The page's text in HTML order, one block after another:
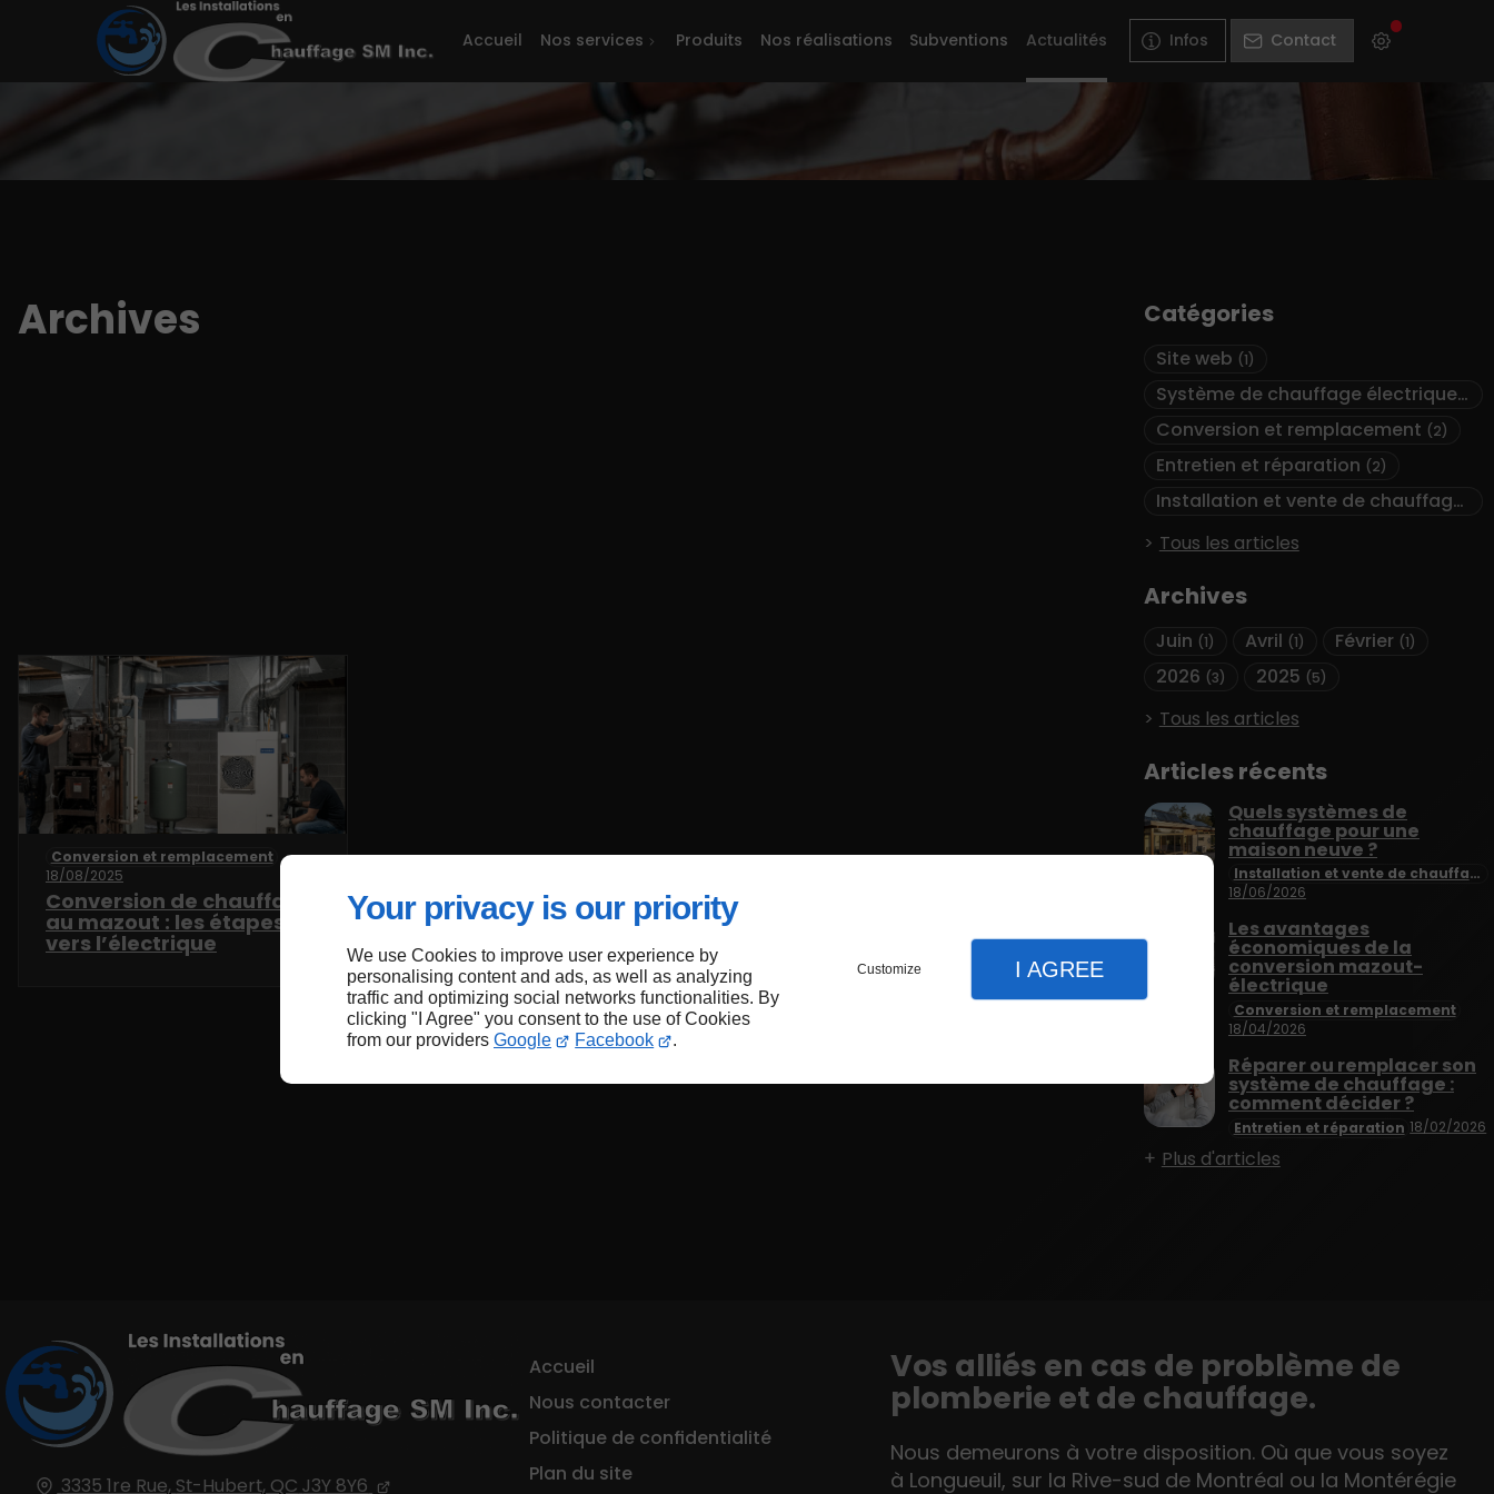
Your privacy is our priority
We use Cookies to improve user experience by
personalising content and ads, as well as analyzing
traffic and optimizing social networks functionalities. By
clicking "I Agree" you consent to the use of Cookies
from our providers Google Facebook .
Customize I AGREE
Accueil Nos services Produits Nos réalisations Subventions Actualités Infos Contact
Catégories
Site web (1)
Système de chauffage électrique(2)
Conversion et remplacement (2)
Entretien et réparation (2)
Installation et vente de chauffage
Tous les articles
Archives
Juin (1) Avril (1) Février (1)
2026 (3) 2025 (5)
Tous les articles
Articles récents
Installation et vente de chauffage
18/06/2026
Quels systèmes de
chauffage pour une
maison neuve ?
Conversion et remplacement
18/04/2026
Les avantages
économiques de la
conversion mazout-
électrique
Entretien et réparation 18/02/2026
Réparer ou remplacer son
système de chauffage :
comment décider ?
Plus d'articles
Archives
Conversion et remplacement
18/08/2025
Conversion de chauffage
au mazout : les étapes
vers l’électrique
3335 1re Rue, St-Hubert, QC J3Y 8Y6
Accueil
Nous contacter
Politique de confidentialité
Plan du site
Vos alliés en cas de problème de
plomberie et de chauffage.
Nous demeurons à votre disposition. Où que vous soyez
à Longueuil, sur la Rive-sud de Montréal ou la Montérégie